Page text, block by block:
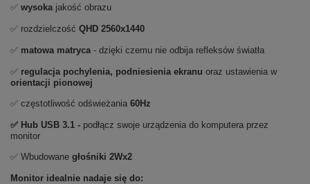
✅ wysokajakość obrazu
✅ rozdzielczość QHD 2560x1440
✅ matowa matryca- dzięki czemu nie odbija refleksów światła
✅ regulacja pochylenia, podniesienia ekranu oraz ustawienia w
orientacji pionowej
✅ częstotliwość odświeżania 60Hz
✅ Hub USB 3.1 - podłącz swoje urządzenia do komputera przez
monitor
✅ Wbudowane głośniki 2Wx2
Monitor idealnie nadaje się do: